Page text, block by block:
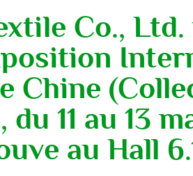
Co.,
Chine
11 au 13
au Hall